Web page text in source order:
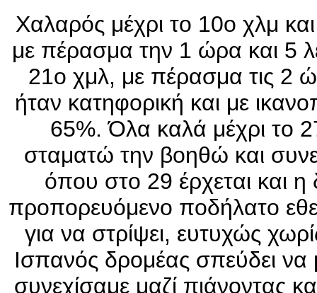
Χαλαρός μέχρι το 10ο χλμ
με πέρασμα την 1 ώρα και 5
21ο χμλ, με πέρασμα τις 2
ήταν κατηφορική και με
65%. Όλα καλά μέχρι το
σταματώ την βοηθώ και
όπου στο 29 έρχεται και
προπορευόμενο ποδήλατο
για να στρίψει, ευτυχώς
Ισπανός δρομέας σπεύδει να
συνεχίσαμε μαζί πιάνοντας